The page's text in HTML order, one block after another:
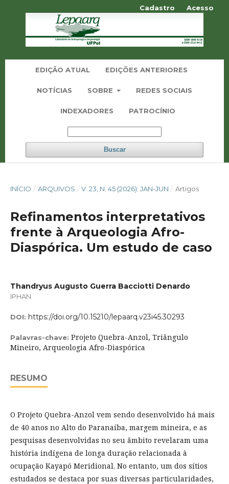
EDIÇÃO ATUAL EDIÇÕES ANTERIORES
NOTÍCIAS SOBRE REDES SOCIAIS
INDEXADORES PATROCÍNIO
Buscar
Cadastro Acesso
INÍCIO / ARQUIVOS / V. 23, N. 45 (2026): JAN-JUN / Artigos
Refinamentos interpretativos
frente à Arqueologia Afro-
Diaspórica. Um estudo de caso
Thandryus Augusto Guerra Bacciotti Denardo
IPHAN
DOI: https://doi.org/10.15210/lepaarq.v23i45.30293
Palavras-chave: Projeto Quebra-Anzol, Triângulo
Mineiro, Arqueologia Afro-Diaspórica
RESUMO
O Projeto Quebra-Anzol vem sendo desenvolvido há mais
de 40 anos no Alto do Paranaíba, margem mineira, e as
pesquisas desenvolvidas no seu âmbito revelaram uma
história indígena de longa duração relacionada à
ocupação Kayapó Meridional. No entanto, um dos sítios
estudados se destaca por suas diversas particularidades,